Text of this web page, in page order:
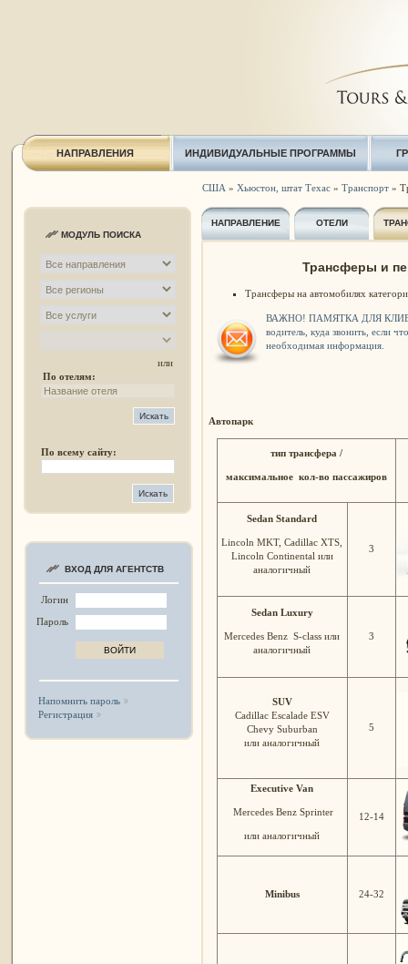
НАПРАВЛЕНИЯ ИНДИВИДУАЛЬНЫЕ ПРОГРАММЫ
МОДУЛЬ ПОИСКА
или
По отелям:
По всему сайту:
ВХОД ДЛЯ АГЕНТСТВ
Логин
Пароль
Напомнить пароль
Регистрация
США » Хьюстон, штат Техас» Транспорт»
НАПРАВЛЕНИЕ ОТЕЛИ
Трансферы и
Трансферы на автомобилях
ВАЖНО! ПАМЯТКА ДЛЯ
водитель, куда звонить, если
необходимая информация.
Автопарк
тип трансфера /
максимальное кол-во пассажиров
Sedan Standard
Lincoln MKT, Cadillac XTS,
Lincoln Continental или
аналогичный
3
Sedan Luxury
Mercedes Benz S-class или
аналогичный
3
SUV
Cadillac Escalade ESV
Chevy Suburban
или аналогичный
5
Executive Van
Mercedes Benz Sprinter
или аналогичный
12-14
Minibus 24-32